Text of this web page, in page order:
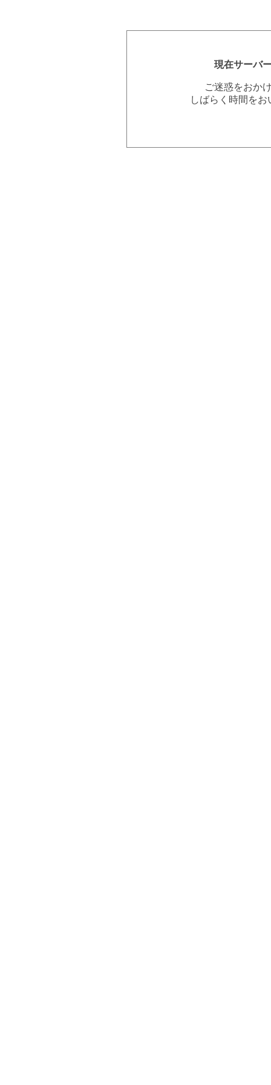
現在サーバ
ご迷惑をおか
しばらく時間を